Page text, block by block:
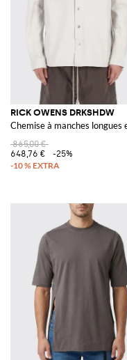
RICK OWENS DRKSHDW
Chemise à manches longues
865,00 €
648,76 €
-25%